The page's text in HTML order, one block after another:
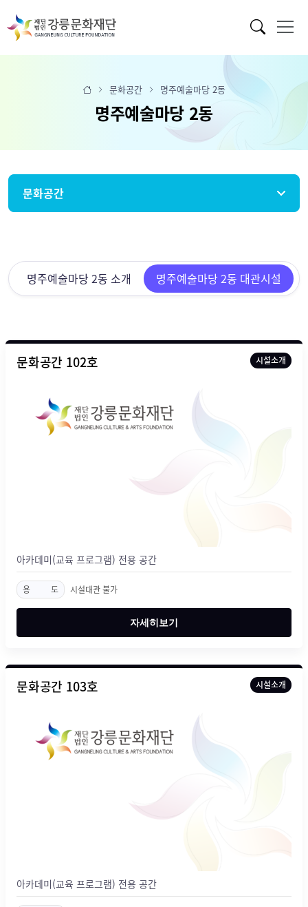
문화공간 명주예술마당 2동
명주예술마당 2동
문화공간
명주예술마당 2동 소개 명주예술마당 2동 대관시설
문화공간 102호 시설소개
아카데미(교육 프로그램) 전용 공간
용 도 시설대관 불가
자세히보기
문화공간 103호 시설소개
아카데미(교육 프로그램) 전용 공간